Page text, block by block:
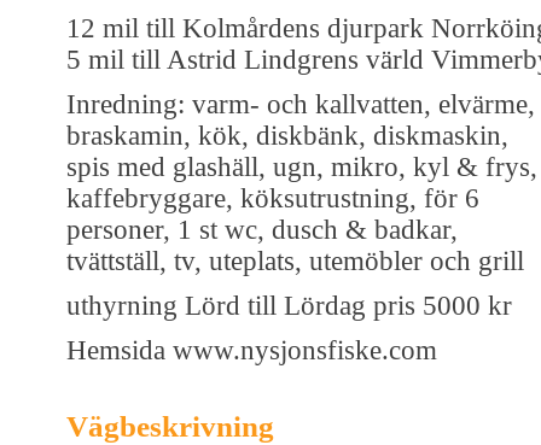
12 mil till Kolmårdens djurpark
5 mil till Astrid Lindgrens värld
Inredning: varm- och kallvatten, elvärme,
braskamin, kök, diskbänk, diskmaskin,
spis med glashäll, ugn, mikro, kyl & frys,
kaffebryggare, köksutrustning, för 6
personer, 1 st wc, dusch & badkar,
tvättställ, tv, uteplats, utemöbler och grill
uthyrning Lörd till Lördag pris 5000 kr
Hemsida www.nysjonsfiske.com
Vägbeskrivning